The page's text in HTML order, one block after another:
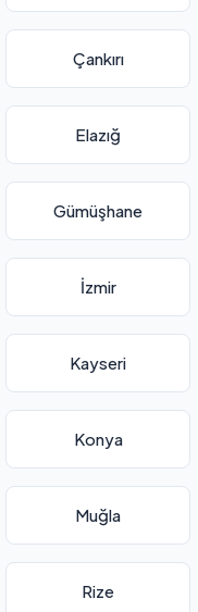
Çankırı
Elazığ
Gümüşhane
İzmir
Kayseri
Konya
Muğla
Rize